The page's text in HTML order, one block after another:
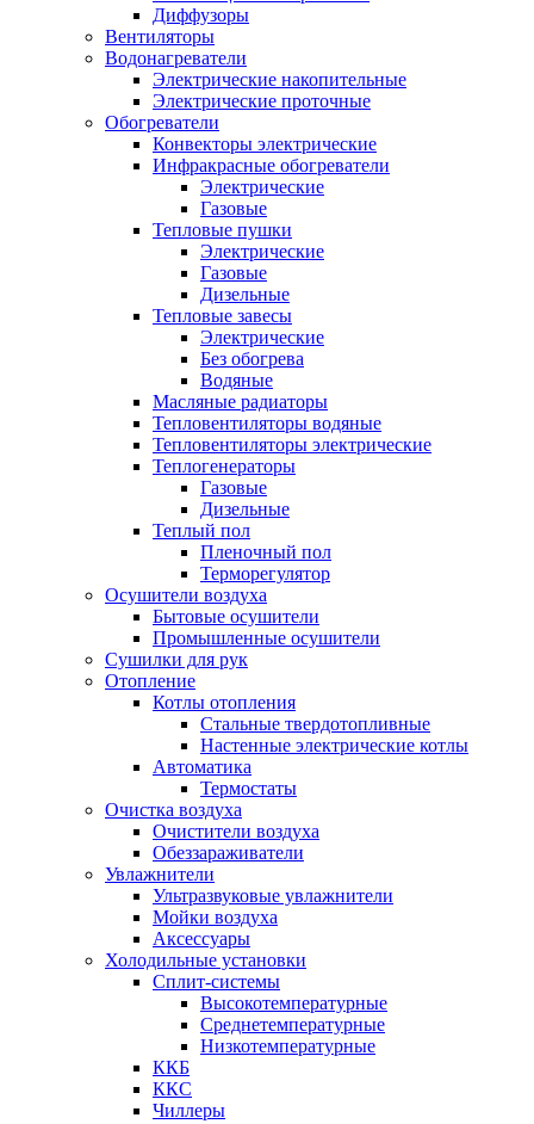
Диффузоры
Вентиляторы
Водонагреватели
Электрические накопительные
Электрические проточные
Обогреватели
Конвекторы электрические
Инфракрасные обогреватели
Электрические
Газовые
Тепловые пушки
Электрические
Газовые
Дизельные
Тепловые завесы
Электрические
Без обогрева
Водяные
Масляные радиаторы
Тепловентиляторы водяные
Тепловентиляторы электрические
Теплогенераторы
Газовые
Дизельные
Теплый пол
Пленочный пол
Терморегулятор
Осушители воздуха
Бытовые осушители
Промышленные осушители
Сушилки для рук
Отопление
Котлы отопления
Стальные твердотопливные
Настенные электрические котлы
Автоматика
Термостаты
Очистка воздуха
Очистители воздуха
Обеззараживатели
Увлажнители
Ультразвуковые увлажнители
Мойки воздуха
Аксессуары
Холодильные установки
Сплит-системы
Высокотемпературные
Среднетемпературные
Низкотемпературные
ККБ
ККС
Чиллеры